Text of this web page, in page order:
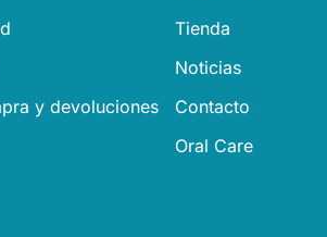
y devoluciones
Tienda
Noticias
Contacto
Oral Care